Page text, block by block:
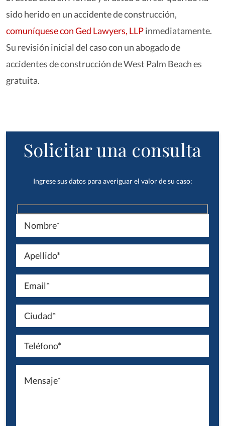
sido herido en un accidente de construcción,
comuníquese con Ged Lawyers, LLPinmediatamente.
Su revisión inicial del caso con un abogado de
accidentes de construcción de West Palm Beach es
gratuita.
Solicitar una consulta
Ingrese sus datos para averiguar el valor de su caso: